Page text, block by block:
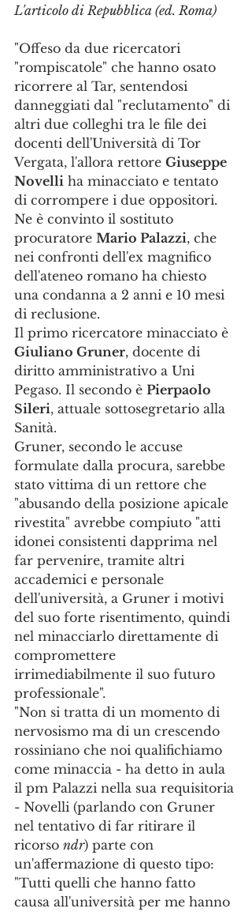
L'articolo di Repubblica (ed. Roma)
"Offeso da due ricercatori
"rompiscatole" che hanno osato
ricorrere al Tar, sentendosi
danneggiati dal "reclutamento" di
altri due colleghi tra le file dei
docenti dell'Università di Tor
Vergata, l'allora rettore Giuseppe
Novelli ha minacciato e tentato
di corrompere i due oppositori.
Ne è convinto il sostituto
procuratore Mario Palazzi, che
nei confronti dell'ex magnifico
dell'ateneo romano ha chiesto
una condanna a 2 anni e 10 mesi
di reclusione.
Il primo ricercatore minacciato è
Giuliano Gruner, docente di
diritto amministrativo a Uni
Pegaso. Il secondo è Pierpaolo
Sileri, attuale sottosegretario alla
Sanità.
Gruner, secondo le accuse
formulate dalla procura, sarebbe
stato vittima di un rettore che
"abusando della posizione apicale
rivestita" avrebbe compiuto "atti
idonei consistenti dapprima nel
far pervenire, tramite altri
accademici e personale
dell'università, a Gruner i motivi
del suo forte risentimento, quindi
nel minacciarlo direttamente di
compromettere
irrimediabilmente il suo futuro
professionale".
"Non si tratta di un momento di
nervosismo ma di un crescendo
rossiniano che noi qualifichiamo
come minaccia - ha detto in aula
il pm Palazzi nella sua requisitoria
- Novelli (parlando con Gruner
nel tentativo di far ritirare il
ricorso ndr) parte con
un'affermazione di questo tipo:
"Tutti quelli che hanno fatto
causa all'università per me hanno